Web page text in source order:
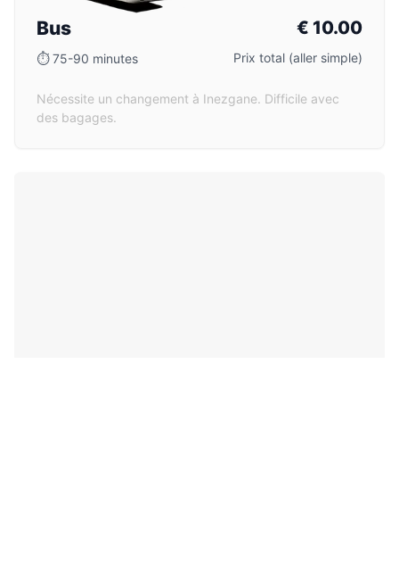
Bus
⏱75-90 minutes
€ 10.00
Prix total (aller simple)
Nécessite un changement à Inezgane. Difficile avec
des bagages.